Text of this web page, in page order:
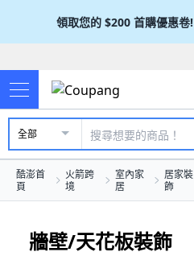
領取您的 $200 首購優惠卷!
全部
酷澎首
頁
火箭跨
境
室內家
居
居家裝
飾
牆壁/天花板裝飾